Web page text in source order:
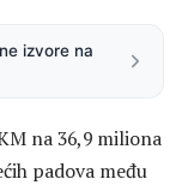
izvore na
na 36,9 miliona
padova među